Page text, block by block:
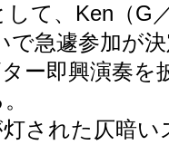
て、Ken（G
で急遽参加が
ー即興演奏を
された仄暗い